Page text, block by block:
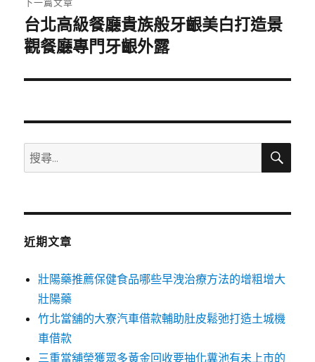
下
一
文
台北高級餐廳貴族般牙齦美白打造景
觀餐廳專門牙齦外露
搜
尋
鍵
搜
近期文章
壯陽藥推薦保健食品哪些早洩治療方法的增粗增大
壯陽藥
竹北當舖的大寮汽車借款輔助肚皮鬆弛打造土城機
車借款
三重當舖榮獲眾多黃金回收要抽化糞池有未上市的